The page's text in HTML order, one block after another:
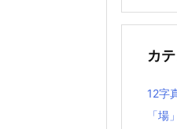
記
カ
12字
「場